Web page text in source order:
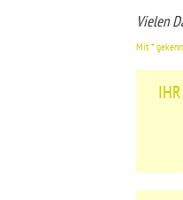
Vielen
Mit *